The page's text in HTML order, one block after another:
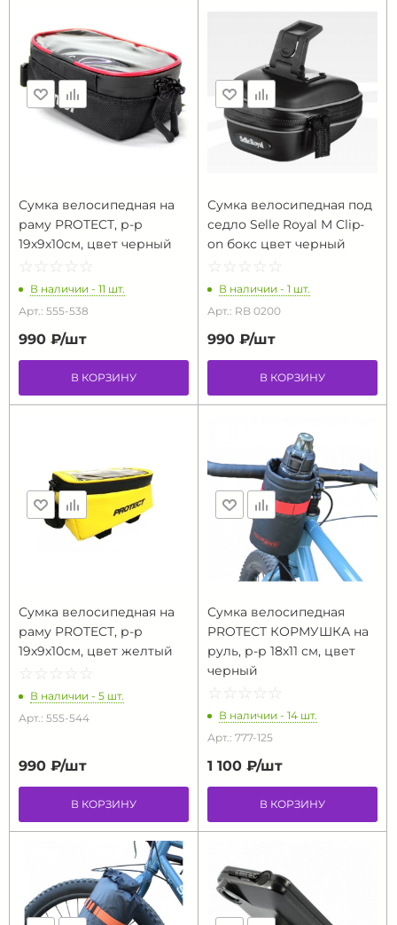
Сумка велосипедная на
раму PROTECT, р-р
19х9х10см, цвет черный
☆ ☆ ☆ ☆ ☆
★ ★ ★ ★ ★
В наличии - 11 шт.
Арт.: 555-538
990 ₽/шт
В КОРЗИНУ
Сумка велосипедная под
седло Selle Royal M Clip-
on бокс цвет черный
☆ ☆ ☆ ☆ ☆
★ ★ ★ ★ ★
В наличии - 1 шт.
Арт.: RB 0200
990 ₽/шт
В КОРЗИНУ
Сумка велосипедная на
раму PROTECT, р-р
19х9х10см, цвет желтый
☆ ☆ ☆ ☆ ☆
★ ★ ★ ★ ★
В наличии - 5 шт.
Арт.: 555-544
990 ₽/шт
В КОРЗИНУ
Сумка велосипедная
PROTECT КОРМУШКА на
руль, р-р 18х11 см, цвет
черный
☆ ☆ ☆ ☆ ☆
★ ★ ★ ★ ★
В наличии - 14 шт.
Арт.: 777-125
1 100 ₽/шт
В КОРЗИНУ